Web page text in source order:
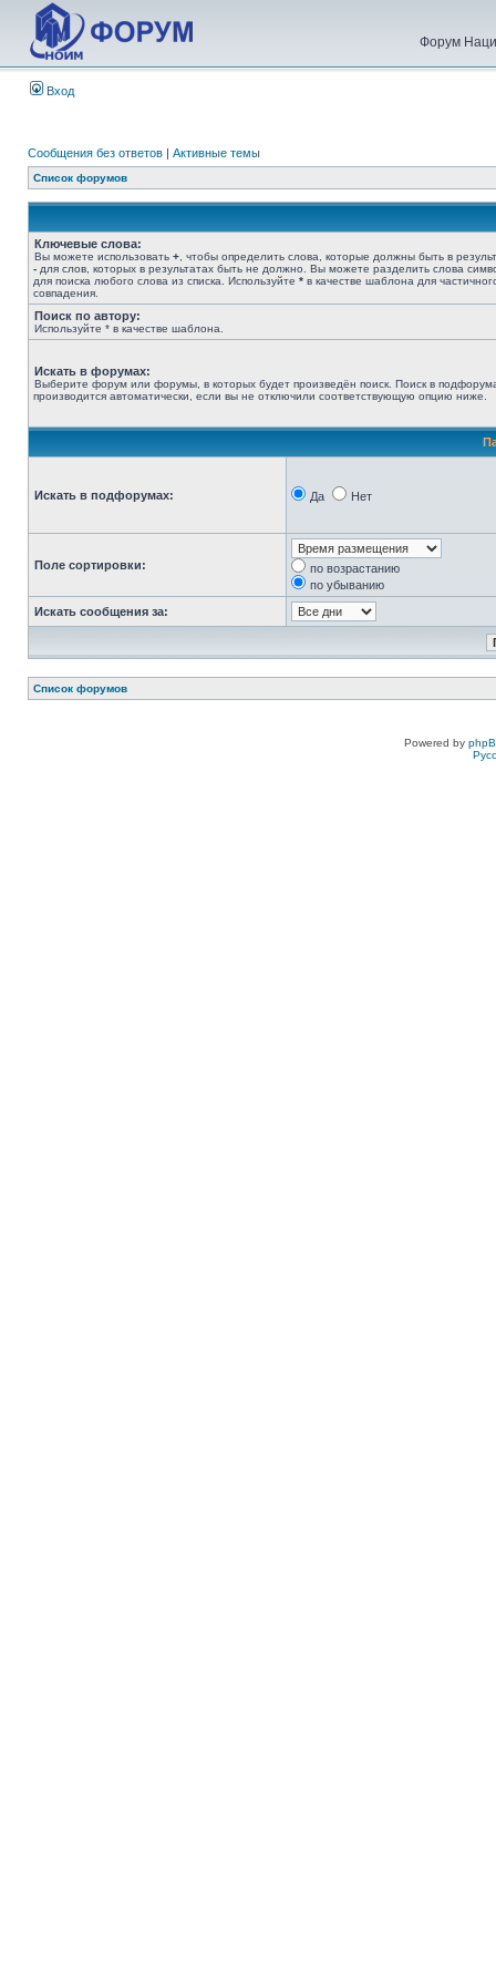
Форум
Вход
Сообщения без ответов | Активные темы
Список форумов
Ключевые слова:
Вы можете использовать + , чтобы определить слова, которые должны быть в
- для слов, которых в результатах быть не должно. Вы можете разделить слова
для поиска любого слова из списка. Используйте * в качестве шаблона для
совпадения.
Поиск по автору:
Используйте * в качестве шаблона.
Искать в форумах:
Выберите форум или форумы, в которых будет произведён поиск. Поиск в
производится автоматически, если вы не отключили соответствующую опцию ниже.
Искать в подфорумах: Да Нет
Поле сортировки:
по возрастанию
по убыванию
Искать сообщения за:
Список форумов
Powered by